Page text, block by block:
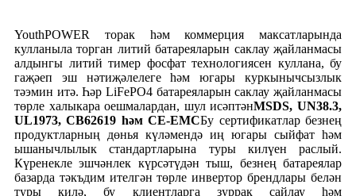
YouthPOWER торак һәм коммерция максатларында
кулланыла торган литий батареяларын саклау җайланмасы
алдынгы литий тимер фосфат технологиясен куллана, бу
гаҗәеп эш нәтиҗәлелеге һәм югары куркынычсызлык
тәэмин итә. Һәр LiFePO4 батареяларын саклау җайланмасы
төрле халыкара оешмалардан, шул исәптәнMSDS, UN38.3,
UL1973, CB62619 һәм CE-EMCБу сертификатлар безнең
продуктларның дөнья күләмендә иң югары сыйфат һәм
ышанычлылык стандартларына туры килүен раслый.
Күренекле эшчәнлек күрсәтүдән тыш, безнең батареялар
базарда тәкъдим ителгән төрле инвертор брендлары белән
туры килә, бу клиентларга зуррак сайлау һәм